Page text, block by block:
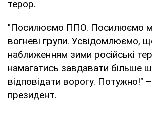
терор.
"Посилюємо ППО. Посилюємо
вогневі групи. Усвідомлюємо,
наближенням зими російські
намагатись завдавати більше
відповідати ворогу. Потужно!"
президент.